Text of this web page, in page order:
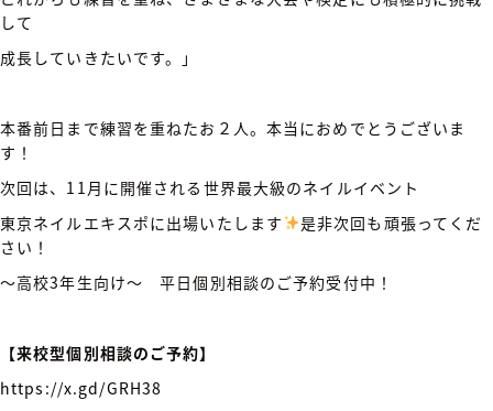
して
成長していきたいです。」
本番前日まで練習を重ねたお２人。本当におめでとうございま
す！
次回は、11月に開催される世界最大級のネイルイベント
東京ネイルエキスポに出場いたします
是非次回も頑張ってくだ
さい！
～高校3年生向け～ 平日個別相談のご予約受付中！
【来校型個別相談のご予約】
https://x.gd/GRH38